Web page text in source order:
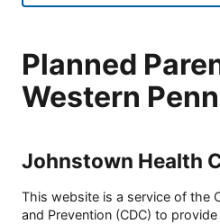
Planned
Western
Johnstown Health
This website is a service of the
and Prevention (CDC) to